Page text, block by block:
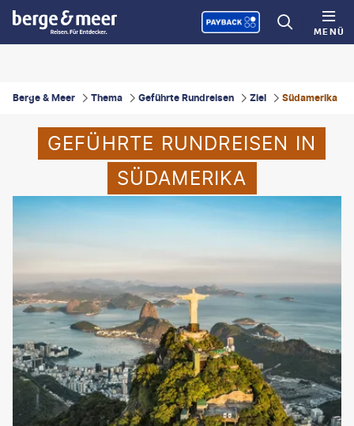
MENÜ
Berge & Meer Thema Geführte Rundreisen Ziel Südamerika
GEFÜHRTE RUNDREISEN IN
SÜDAMERIKA